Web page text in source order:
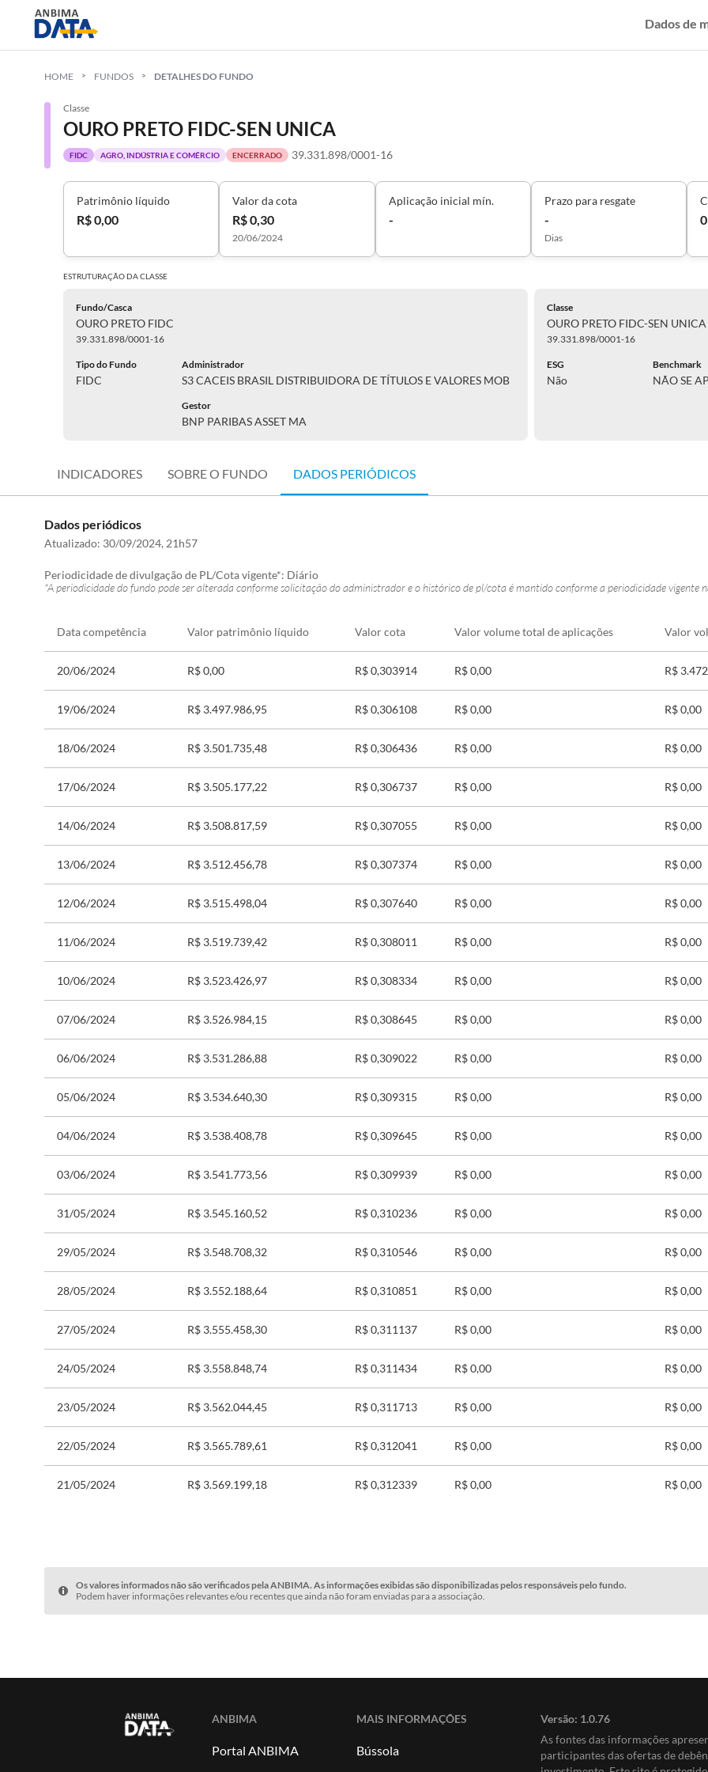
Dados de
HOME FUNDOS DETALHES DO FUNDO
Classe
OURO PRETO FIDC-SEN UNICA
FIDC AGRO, INDÚSTRIA E COMÉRCIO ENCERRADO 39.331.898/0001-16
Patrimônio líquido
R$ 0,00
Valor da cota
R$ 0,30
20/06/2024
Aplicação inicial mín.
-
Prazo para resgate
-
Dias
0
ESTRUTURAÇÃO DACLASSE
Fundo/Casca
OURO PRETO FIDC
39.331.898/0001-16
Tipo do Fundo
FIDC
Administrador
S3 CACEIS BRASIL DISTRIBUIDORA DE TÍTULOS E VALORES MOB
Gestor
BNP PARIBAS ASSET MA
Classe
OURO PRETO FIDC-SEN UNICA
39.331.898/0001-16
ESG
Não
Benchmark
NÃO SE
INDICADORES SOBRE O FUNDO DADOS PERIÓDICOS
Dados periódicos
Atualizado: 30/09/2024, 21h57
Periodicidade de divulgação de PL/Cota vigente*: Diário
*A periodicidade do fundo pode ser alterada conforme solicitação do administrador e o histórico de pl/cota é mantido conforme a periodicidade vigente
Data competência Valor patrimônio líquido Valor cota Valor volume total de aplicações Valor
20/06/2024 R$ 0,00 R$ 0,303914 R$ 0,00 R$
19/06/2024 R$ 3.497.986,95 R$ 0,306108 R$ 0,00 R$ 0,00
18/06/2024 R$ 3.501.735,48 R$ 0,306436 R$ 0,00 R$ 0,00
17/06/2024 R$ 3.505.177,22 R$ 0,306737 R$ 0,00 R$ 0,00
14/06/2024 R$ 3.508.817,59 R$ 0,307055 R$ 0,00 R$ 0,00
13/06/2024 R$ 3.512.456,78 R$ 0,307374 R$ 0,00 R$ 0,00
12/06/2024 R$ 3.515.498,04 R$ 0,307640 R$ 0,00 R$ 0,00
11/06/2024 R$ 3.519.739,42 R$ 0,308011 R$ 0,00 R$ 0,00
10/06/2024 R$ 3.523.426,97 R$ 0,308334 R$ 0,00 R$ 0,00
07/06/2024 R$ 3.526.984,15 R$ 0,308645 R$ 0,00 R$ 0,00
06/06/2024 R$ 3.531.286,88 R$ 0,309022 R$ 0,00 R$ 0,00
05/06/2024 R$ 3.534.640,30 R$ 0,309315 R$ 0,00 R$ 0,00
04/06/2024 R$ 3.538.408,78 R$ 0,309645 R$ 0,00 R$ 0,00
03/06/2024 R$ 3.541.773,56 R$ 0,309939 R$ 0,00 R$ 0,00
31/05/2024 R$ 3.545.160,52 R$ 0,310236 R$ 0,00 R$ 0,00
29/05/2024 R$ 3.548.708,32 R$ 0,310546 R$ 0,00 R$ 0,00
28/05/2024 R$ 3.552.188,64 R$ 0,310851 R$ 0,00 R$ 0,00
27/05/2024 R$ 3.555.458,30 R$ 0,311137 R$ 0,00 R$ 0,00
24/05/2024 R$ 3.558.848,74 R$ 0,311434 R$ 0,00 R$ 0,00
23/05/2024 R$ 3.562.044,45 R$ 0,311713 R$ 0,00 R$ 0,00
22/05/2024 R$ 3.565.789,61 R$ 0,312041 R$ 0,00 R$ 0,00
21/05/2024 R$ 3.569.199,18 R$ 0,312339 R$ 0,00 R$ 0,00
Os valores informados não são verificados pela ANBIMA. As informações exibidas são disponibilizadas pelos responsáveis pelo fundo.
Podem haver informações relevantes e/ou recentes que ainda não foram enviadas para a associação.
ANBIMA
Portal ANBIMA
MAIS INFORMAÇÕES
Bússola
Versão: 1.0.76
As fontes das informações
participantes das ofertas de